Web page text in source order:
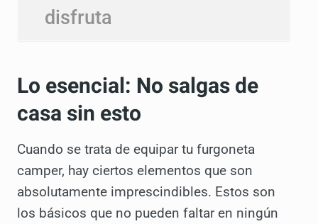
disfruta
Lo esencial: No salgas de
casa sin esto
Cuando se trata de equipar tu furgoneta
camper, hay ciertos elementos que son
absolutamente imprescindibles. Estos son
los básicos que no pueden faltar en ningún